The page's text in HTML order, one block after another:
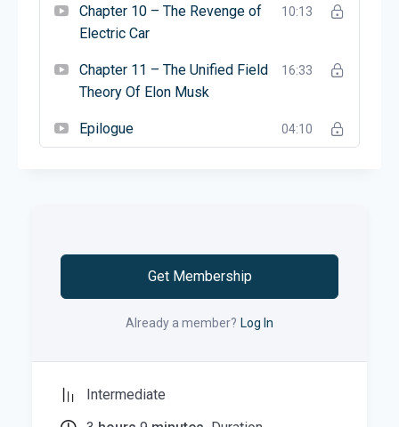
Chapter 10 – The Revenge of
Electric Car
10:13
Chapter 11 – The Unified Field
Theory Of Elon Musk
16:33
Epilogue 04:10
Get Membership
Already a member? Log In
Intermediate